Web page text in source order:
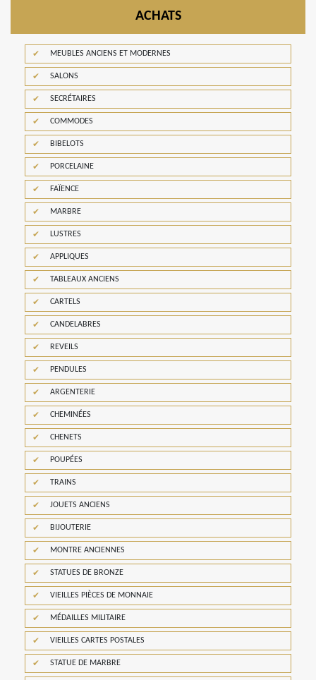
ACHATS
MEUBLES ANCIENS ET MODERNES
SALONS
SECRÉTAIRES
COMMODES
BIBELOTS
PORCELAINE
FAÏENCE
MARBRE
LUSTRES
APPLIQUES
TABLEAUX ANCIENS
CARTELS
CANDELABRES
REVEILS
PENDULES
ARGENTERIE
CHEMINÉES
CHENETS
POUPÉES
TRAINS
JOUETS ANCIENS
BIJOUTERIE
MONTRE ANCIENNES
STATUES DE BRONZE
VIEILLES PIÈCES DE MONNAIE
MÉDAILLES MILITAIRE
VIEILLES CARTES POSTALES
STATUE DE MARBRE